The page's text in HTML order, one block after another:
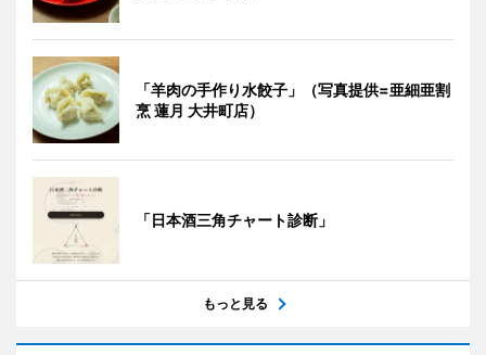
「羊肉の手作り水餃子」（写真提供=亜細亜割
烹 蓮月 大井町店）
「日本酒三角チャート診断」
もっと見る